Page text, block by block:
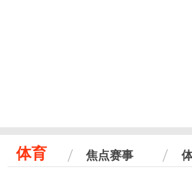
体育 焦点赛事